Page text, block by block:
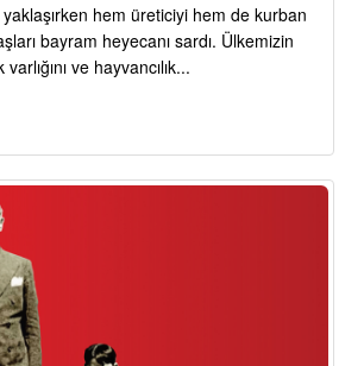
hem üreticiyi hem de kurban
bayram heyecanı sardı. Ülkemizin
ve hayvancılık...